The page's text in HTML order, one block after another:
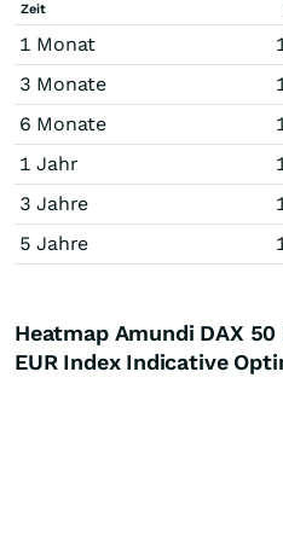
Zeit
1 Monat
3 Monate
6 Monate
1 Jahr
3 Jahre
5 Jahre
Heatmap Amundi DAX 50
EUR Index Indicative